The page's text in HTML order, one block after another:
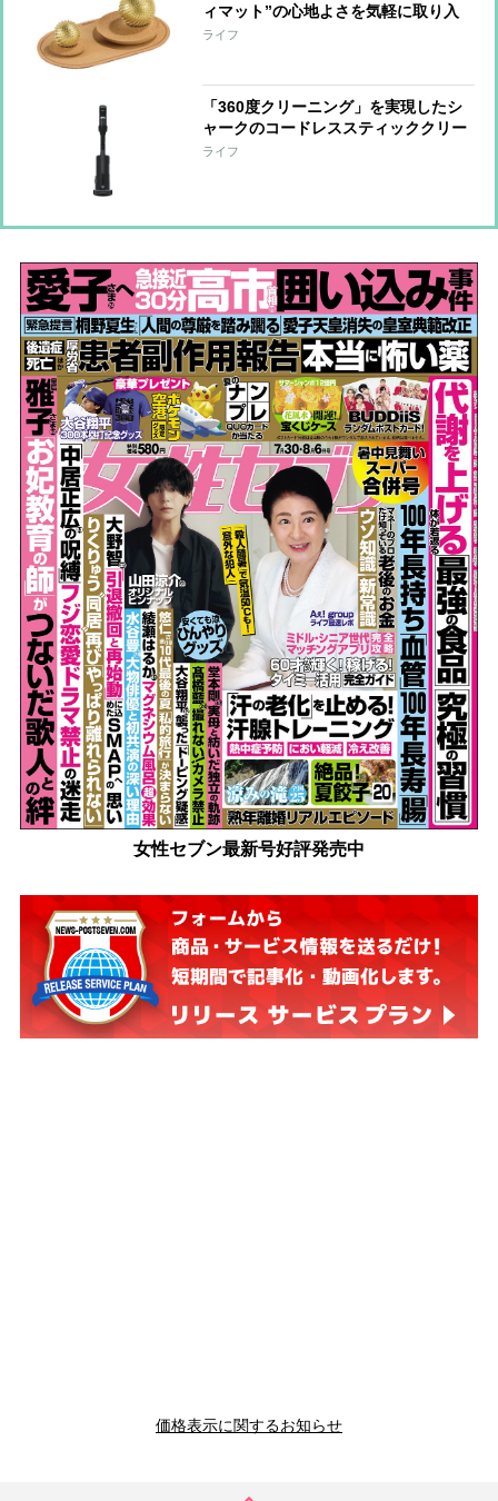
ィマット”の心地よさを気軽に取り入
れられる『ワンダーボール セット』
ライフ
「360度クリーニング」を実現したシ
ャークのコードレススティッククリー
ナー 強い吸引力とヘッドの密着性で
ライフ
女性セブン最新号好評発売中
価格表示に関するお知らせ